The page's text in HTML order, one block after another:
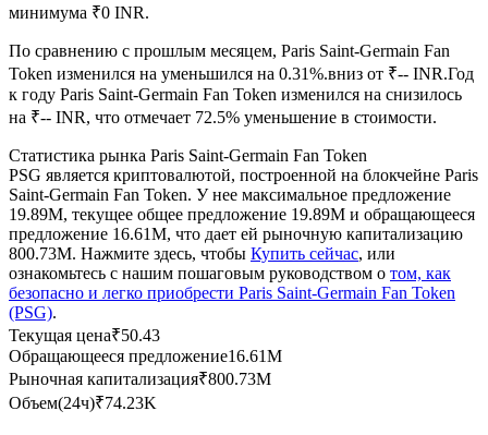
USDC фьючерсы
Фьючерсы с использованием USDC в качестве
обеспечения
Копирование торговли
Присоединяйтесь к лучшим трейдерам
минимума ₹0 INR.
По сравнению с прошлым месяцем, Paris Saint-Germain Fan
Token изменился на уменьшился на 0.31%.вниз от ₹-- INR.Год
к году Paris Saint-Germain Fan Token изменился на снизилось
на ₹-- INR, что отмечает 72.5% уменьшение в стоимости.
Статистика рынка Paris Saint-Germain Fan Token
PSG является криптовалютой, построенной на блокчейне Paris
Saint-Germain Fan Token. У нее максимальное предложение
19.89M, текущее общее предложение 19.89M и обращающееся
предложение 16.61M, что дает ей рыночную капитализацию
800.73M. Нажмите здесь, чтобы Купить сейчас, или
ознакомьтесь с нашим пошаговым руководством о том, как
безопасно и легко приобрести Paris Saint-Germain Fan Token
(PSG).
Текущая цена₹50.43
Обращающееся предложение16.61M
Рыночная капитализация₹800.73M
Объем(24ч)₹74.23K